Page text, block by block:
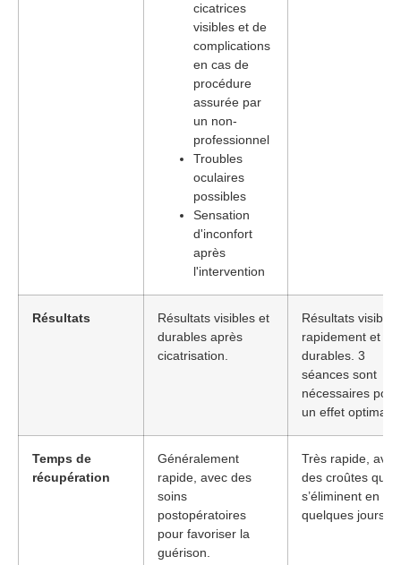
cicatrices
visibles et de
complications
en cas de
procédure
assurée par
un non-
professionnel
Troubles
oculaires
possibles
Sensation
d'inconfort
après
l'intervention
Résultats
Résultats visibles et
durables après
cicatrisation.
Résultats visibles
rapidement et
durables. 3
séances sont
nécessaires pour
un effet optimal.
Temps de
récupération
Généralement
rapide, avec des
soins
postopératoires
pour favoriser la
guérison.
Très rapide, avec
des croûtes qui
s’éliminent en
quelques jours.